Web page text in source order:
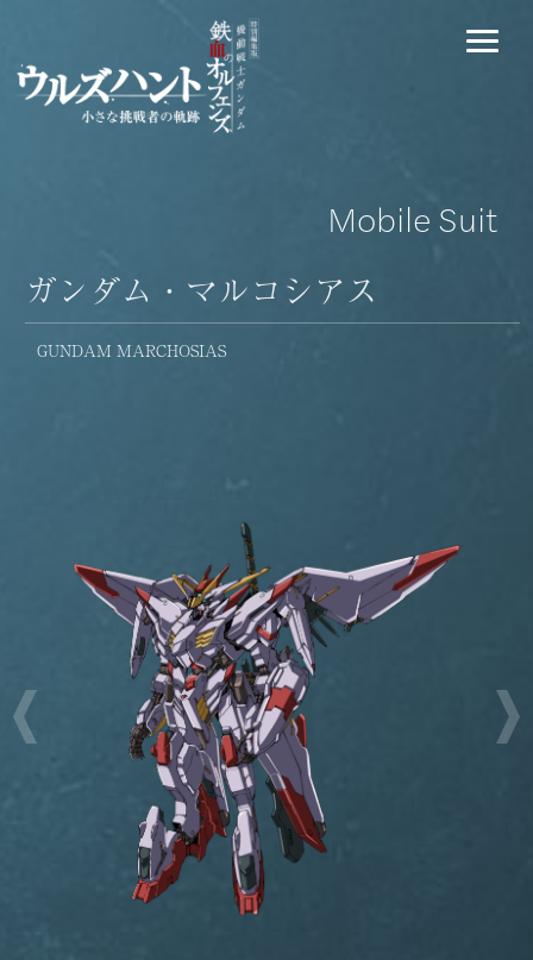
Mobile Suit
ガンダム・マルコシアス
GUNDAM MARCHOSIAS